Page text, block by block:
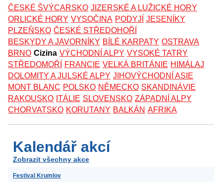
ČESKÉ ŠVÝCARSKO JIZERSKÉ A LUŽICKÉ HORY
ORLICKÉ HORY VYSOČINA PODYJÍ JESENÍKY
PLZEŇSKO ČESKÉ STŘEDOHOŘÍ
BESKYDY A JAVORNÍKY BÍLÉ KARPATY OSTRAVA
BRNO Cizina VÝCHODNÍ ALPY VYSOKÉ TATRY
STŘEDOMOŘÍ
FRANCIE VELKÁ BRITÁNIE HIMÁLAJ
DOLOMITY A JULSKÉ ALPY JIHOVÝCHODNÍ ASIE
MONT BLANC POLSKO NĚMECKO SKANDINÁVIE
RAKOUSKO ITÁLIE SLOVENSKO ZÁPADNÍ ALPY
CHORVATSKO KORUTANY BALKÁN AFRIKA
Kalendář akcí
Zobrazit všechny akce
Festival Krumlov